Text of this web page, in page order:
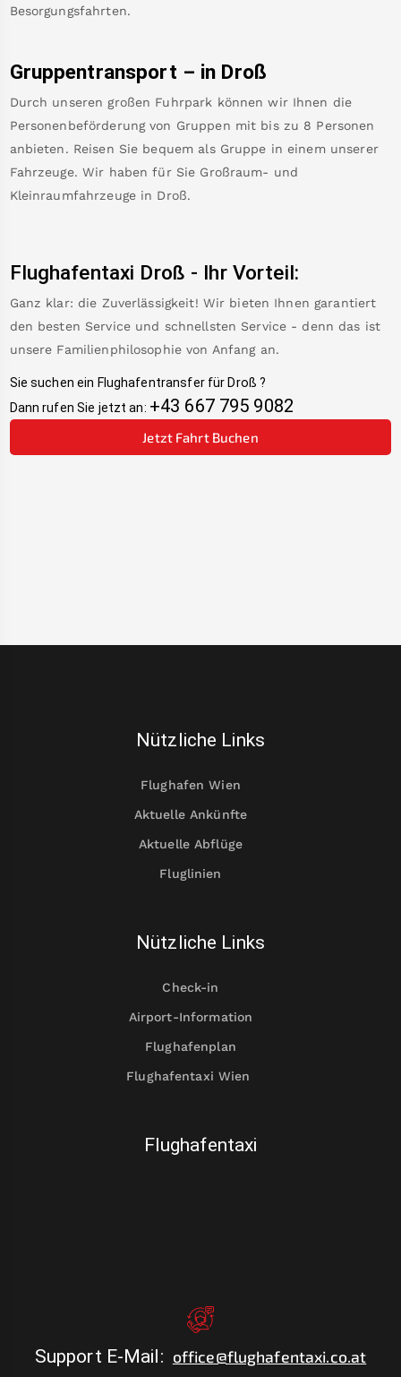
Besorgungsfahrten.
Gruppentransport – in Droß
Durch unseren großen Fuhrpark können wir Ihnen die
Personenbeförderung von Gruppen mit bis zu 8 Personen
anbieten. Reisen Sie bequem als Gruppe in einem unserer
Fahrzeuge. Wir haben für Sie Großraum- und
Kleinraumfahrzeuge in Droß.
Flughafentaxi Droß - Ihr Vorteil:
Ganz klar: die Zuverlässigkeit! Wir bieten Ihnen garantiert
den besten Service und schnellsten Service - denn das ist
unsere Familienphilosophie von Anfang an.
Sie suchen ein Flughafentransfer für Droß ?
Dann rufen Sie jetzt an: +43 667 795 9082
Jetzt Fahrt Buchen
Nützliche Links
Flughafen Wien
Aktuelle Ankünfte
Aktuelle Abflüge
Fluglinien
Nützliche Links
Check-in
Airport-Information
Flughafenplan
Flughafentaxi Wien
Flughafentaxi
Support E-Mail: office@flughafentaxi.co.at